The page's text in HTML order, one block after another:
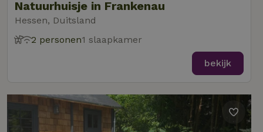
Natuurhuisje in Frankenau
Hessen, Duitsland
2 personen1 slaapkamer
bekijk